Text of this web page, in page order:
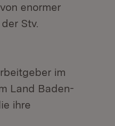
enormer
Stv.
im
Land Baden-
ihre